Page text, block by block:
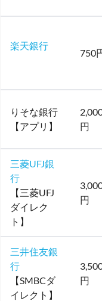
楽天銀行
750
りそな銀行
【アプリ】
円
三菱UFJ銀
行
【三菱UFJ
ダイレク
ト】
円
三井住友銀
行
【SMBCダ
イレクト】
円